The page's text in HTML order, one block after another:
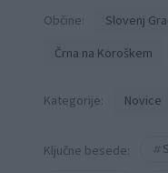
Občine: Slovenj
Črna na Koroškem
Kategorije: Novice
Ključne besede: